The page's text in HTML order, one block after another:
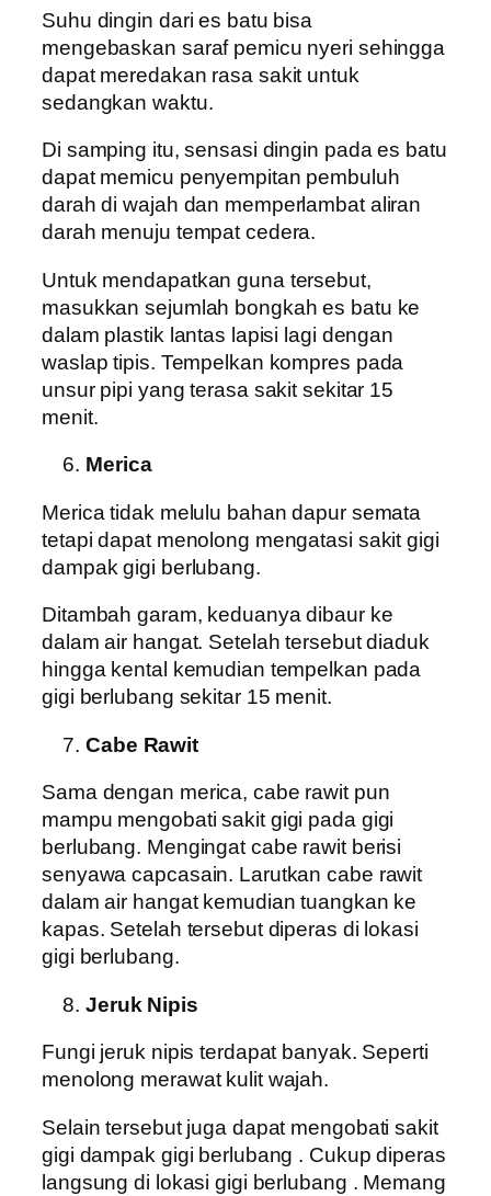
Suhu dingin dari es batu bisa
mengebaskan saraf pemicu nyeri sehingga
dapat meredakan rasa sakit untuk
sedangkan waktu.
Di samping itu, sensasi dingin pada es batu
dapat memicu penyempitan pembuluh
darah di wajah dan memperlambat aliran
darah menuju tempat cedera.
Untuk mendapatkan guna tersebut,
masukkan sejumlah bongkah es batu ke
dalam plastik lantas lapisi lagi dengan
waslap tipis. Tempelkan kompres pada
unsur pipi yang terasa sakit sekitar 15
menit.
Merica
Merica tidak melulu bahan dapur semata
tetapi dapat menolong mengatasi sakit gigi
dampak gigi berlubang.
Ditambah garam, keduanya dibaur ke
dalam air hangat. Setelah tersebut diaduk
hingga kental kemudian tempelkan pada
gigi berlubang sekitar 15 menit.
Cabe Rawit
Sama dengan merica, cabe rawit pun
mampu mengobati sakit gigi pada gigi
berlubang. Mengingat cabe rawit berisi
senyawa capcasain. Larutkan cabe rawit
dalam air hangat kemudian tuangkan ke
kapas. Setelah tersebut diperas di lokasi
gigi berlubang.
Jeruk Nipis
Fungi jeruk nipis terdapat banyak. Seperti
menolong merawat kulit wajah.
Selain tersebut juga dapat mengobati sakit
gigi dampak gigi berlubang . Cukup diperas
langsung di lokasi gigi berlubang . Memang